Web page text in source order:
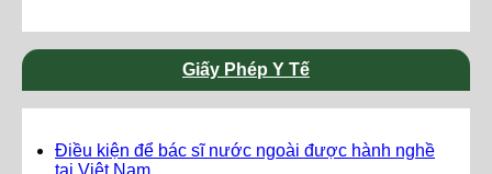
Giấy Phép Y Tế
Điều kiện để bác sĩ nước ngoài được hành nghề